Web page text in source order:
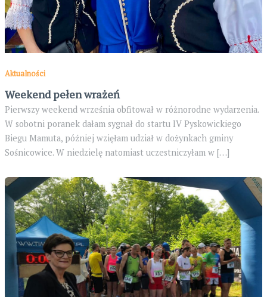
Aktualności
Weekend pełen wrażeń
Pierwszy weekend września obfitował w różnorodne wydarzenia.
W sobotni poranek dałam sygnał do startu IV Pyskowickiego
Biegu Mamuta, później wzięłam udział w dożynkach gminy
Sośnicowice. W niedzielę natomiast uczestniczyłam w […]